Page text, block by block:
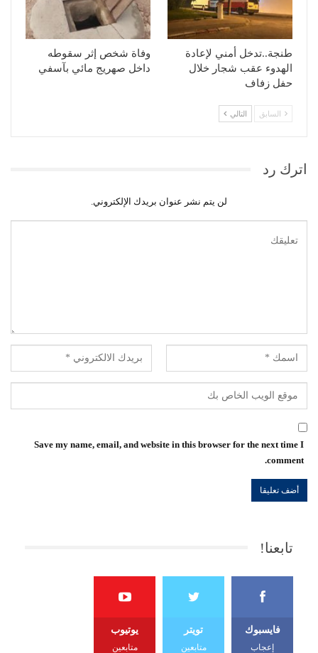
طنجة..تدخل أمني لإعادة
الهدوء عقب شجار خلال
حفل زفاف
وفاة شخص إثر سقوطه
داخل صهريج مائي بآسفي
السابق التالي
اترك رد
لن يتم نشر عنوان بريدك الإلكتروني.
Save my name, email, and website in this browser for the next time I
comment.
تابعنا!
فايسبوك
إعجاب
تويتر
متابعين
يوتيوب
متابعين